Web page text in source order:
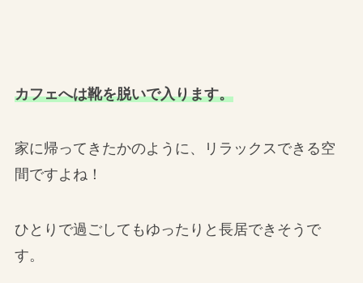
カフェへは靴を脱いで入ります。
家に帰ってきたかのように、リラックスできる空
間ですよね！
ひとりで過ごしてもゆったりと長居できそうで
す。